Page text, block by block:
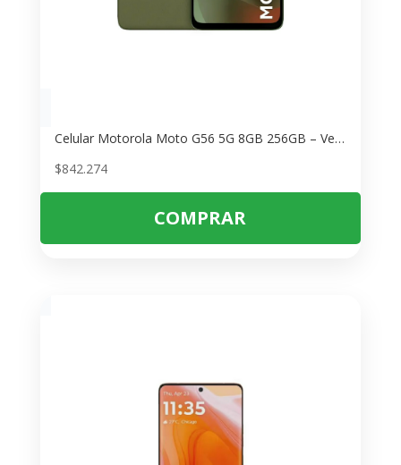
Celular Motorola Moto G56 5G 8GB 256GB – Verde
$842.274
COMPRAR